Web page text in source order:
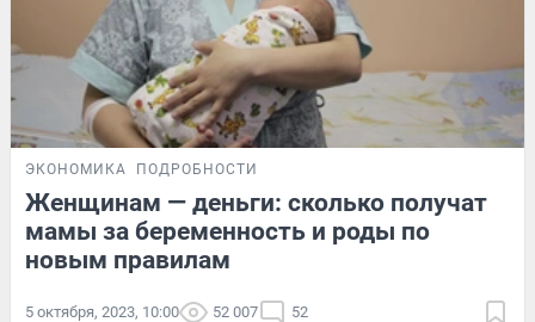
ЭКОНОМИКА ПОДРОБНОСТИ
Женщинам — деньги: сколько получат
мамы за беременность и роды по
новым правилам
5 октября, 2023, 10:00 52 007 52